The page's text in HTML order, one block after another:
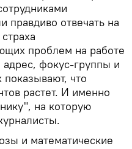
правдиво отвечать на
проблем на работе
адрес, фокус-группы и
что
растет. И именно
на которую
и математические